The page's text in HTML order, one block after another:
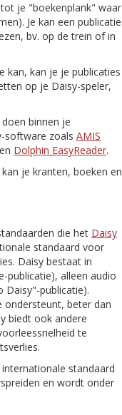
je "boekenplank" waar
Je kan een publicatie
bv. op de trein of in
kan, kan je je publicaties
op je Daisy-speler,
binnen je
software zoals AMIS
Dolphin EasyReader.
je kranten, boeken en
die het Daisy
standaard voor
Daisy bestaat in
publicatie), alleen audio
Daisy"-publicatie).
ondersteunt, beter dan
biedt ook andere
te
standaard
en wordt onder